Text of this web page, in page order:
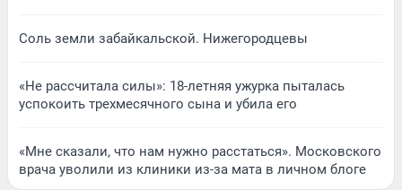
Соль земли забайкальской. Нижегородцевы
«Не рассчитала силы»: 18-летняя ужурка пыталась
успокоить трехмесячного сына и убила его
«Мне сказали, что нам нужно расстаться». Московского
врача уволили из клиники из-за мата в личном блоге